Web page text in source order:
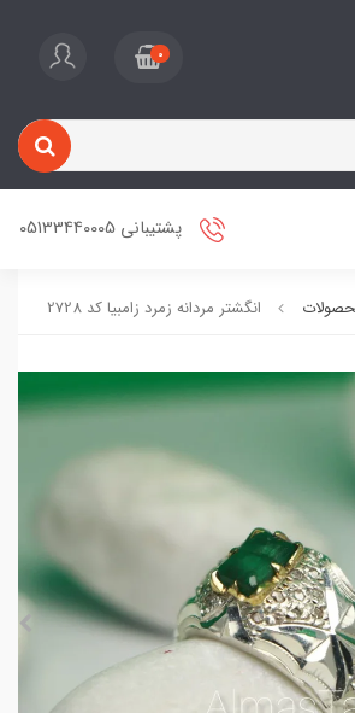
0
پشتیبانی 05133440005
انگشتر مردانه زمرد زامبیا کد 2728